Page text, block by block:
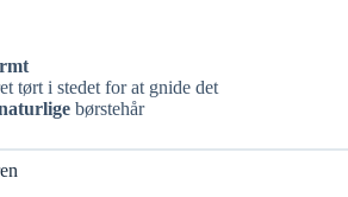
tørt i stedet for at gnide det
børstehår